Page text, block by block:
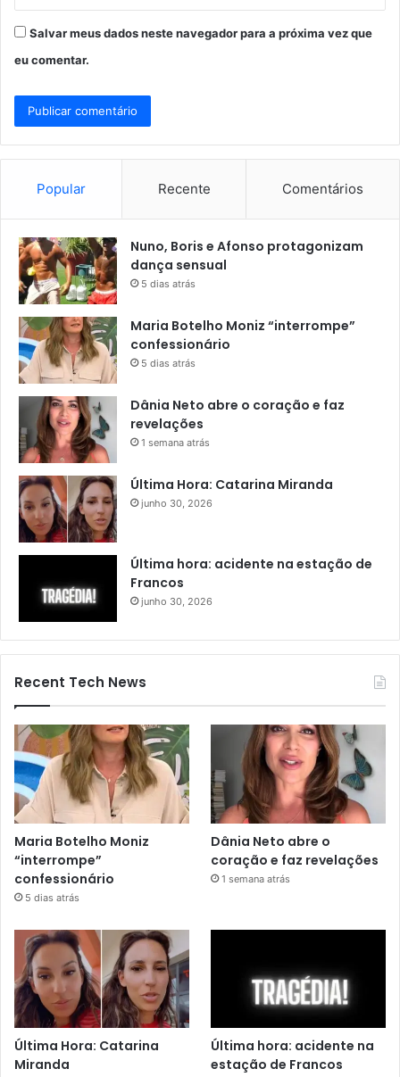
Salvar meus dados neste navegador para a próxima vez que
eu comentar.
Popular Recente Comentários
Nuno, Boris e Afonso protagonizam
dança sensual
5 dias atrás
Maria Botelho Moniz “interrompe”
confessionário
5 dias atrás
Dânia Neto abre o coração e faz
revelações
1 semana atrás
Última Hora: Catarina Miranda
junho 30, 2026
Última hora: acidente na estação de
Francos
junho 30, 2026
Recent Tech News
Maria Botelho Moniz
“interrompe”
confessionário
5 dias atrás
Dânia Neto abre o
coração e faz revelações
1 semana atrás
Última Hora: Catarina
Miranda
Última hora: acidente na
estação de Francos